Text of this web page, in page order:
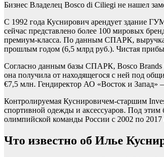
Бизнес Владелец Bosco di Ciliegi не нашел
С 1992 года Куснирович арендует здание
сейчас представлено более 100 мировых
премиум-класса. По данным СПАРК,
прошлым годом (6,5 млрд руб.). Чистая
Согласно данным базы СПАРК, Bosco Brands
она получила от находящегося с ней под
€7,5 млн. Гендиректор АО «Восток и
Контролируемая Куснировичем-старшим
спортивной одежды и аксессуаров. Под
олимпийской команды России с 2002 по 2017
Что известно об Илье